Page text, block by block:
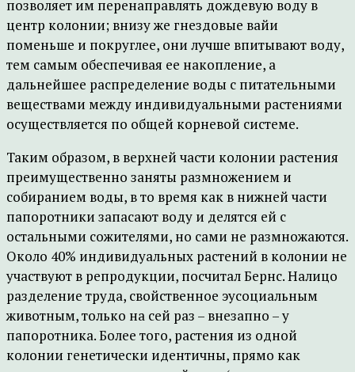
позволяет им перенаправлять дождевую воду в
центр колонии; внизу же гнездовые вайи
поменьше и покруглее, они лучше впитывают воду,
тем самым обеспечивая ее накопление, а
дальнейшее распределение воды с питательными
веществами между индивидуальными растениями
осуществляется по общей корневой системе.
Таким образом, в верхней части колонии растения
преимущественно заняты размножением и
собиранием воды, в то время как в нижней части
папоротники запасают воду и делятся ей с
остальными сожителями, но сами не размножаются.
Около 40% индивидуальных растений в колонии не
участвуют в репродукции, посчитал Бернс. Налицо
разделение труда, свойственное эусоциальным
животным, только на сей раз – внезапно – у
папоротника. Более того, растения из одной
колонии генетически идентичны, прямо как